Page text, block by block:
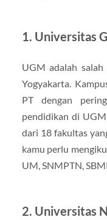
1. Universitas
UGM adalah
Yogyakarta.
PT dengan
pendidikan di
dari 18 fakultas
kamu perlu
UM, SNMPTN,
2. Universitas